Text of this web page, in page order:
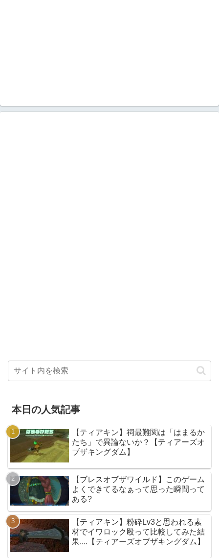
本日の人気記事
【ティアキン】祠最難関は「はまるか
たち」で異論ないか？【ティアーズオ
ブザキングダム】
【ブレスオブザワイルド】このゲーム
よくできてるなぁって思った瞬間って
ある?
【ティアキン】粉砕Lv3と思われる素
材でイワロック殴って比較してみた結
果....【ティアーズオブザキングダム】